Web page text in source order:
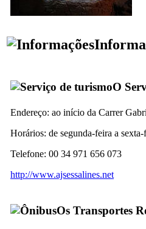
O
Endereço: ao início da Carrer
Horários: de segunda-feira a
Telefone: 00 34 971 656 073
http://www.ajsessalines.net
Os Transportes